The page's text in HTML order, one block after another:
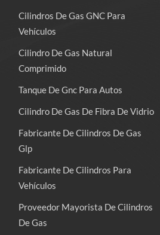
Cilindros De Gas GNC Para
Vehículos
Cilindro De Gas Natural
Comprimido
Tanque De Gnc Para Autos
Cilindro De Gas De Fibra De Vidrio
Fabricante De Cilindros De Gas
Glp
Fabricante De Cilindros Para
Vehículos
Proveedor Mayorista De Cilindros
De Gas